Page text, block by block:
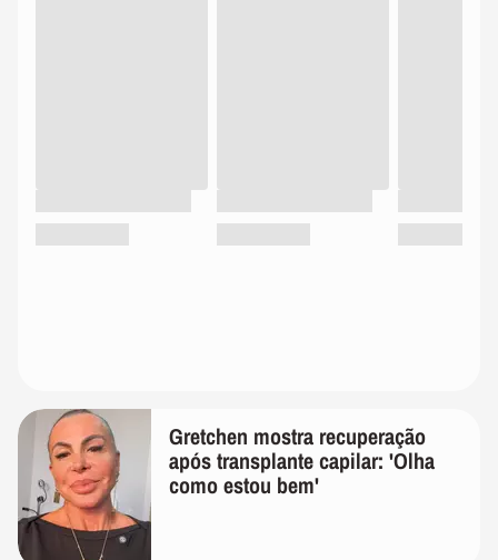
Gretchen mostra recuperação
após transplante capilar: 'Olha
como estou bem'